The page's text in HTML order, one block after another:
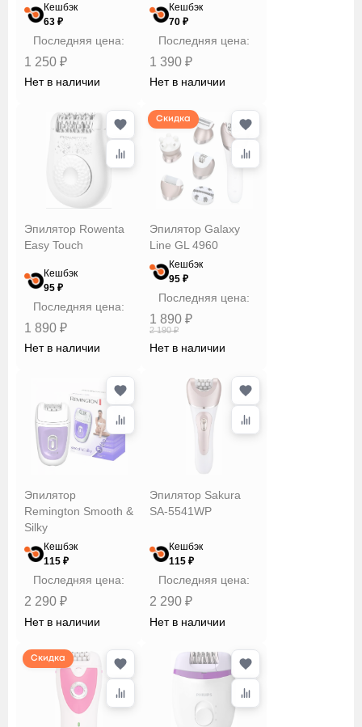
Кешбэк
63 ₽
Последняя цена:
1 250 ₽
Нет в наличии
Кешбэк
70 ₽
Последняя цена:
1 390 ₽
Нет в наличии
Эпилятор Rowenta
Easy Touch
Кешбэк
95 ₽
Последняя цена:
1 890 ₽
Нет в наличии
Скидка
Эпилятор Galaxy
Line GL 4960
Кешбэк
95 ₽
Последняя цена:
1 890 ₽
2 190 ₽
Нет в наличии
Эпилятор
Remington Smooth &
Silky
Кешбэк
115 ₽
Последняя цена:
2 290 ₽
Нет в наличии
Эпилятор Sakura
SA-5541WP
Кешбэк
115 ₽
Последняя цена:
2 290 ₽
Нет в наличии
Скидка